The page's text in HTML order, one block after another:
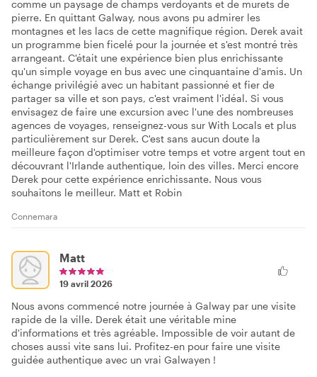
comme un paysage de champs verdoyants et de murets de
pierre. En quittant Galway, nous avons pu admirer les
montagnes et les lacs de cette magnifique région. Derek avait
un programme bien ficelé pour la journée et s'est montré très
arrangeant. C'était une expérience bien plus enrichissante
qu'un simple voyage en bus avec une cinquantaine d'amis. Un
échange privilégié avec un habitant passionné et fier de
partager sa ville et son pays, c'est vraiment l'idéal. Si vous
envisagez de faire une excursion avec l'une des nombreuses
agences de voyages, renseignez-vous sur With Locals et plus
particulièrement sur Derek. C'est sans aucun doute la
meilleure façon d'optimiser votre temps et votre argent tout en
découvrant l'Irlande authentique, loin des villes. Merci encore
Derek pour cette expérience enrichissante. Nous vous
souhaitons le meilleur. Matt et Robin
Connemara
Matt
19 avril 2026
Nous avons commencé notre journée à Galway par une visite
rapide de la ville. Derek était une véritable mine
d'informations et très agréable. Impossible de voir autant de
choses aussi vite sans lui. Profitez-en pour faire une visite
guidée authentique avec un vrai Galwayen !